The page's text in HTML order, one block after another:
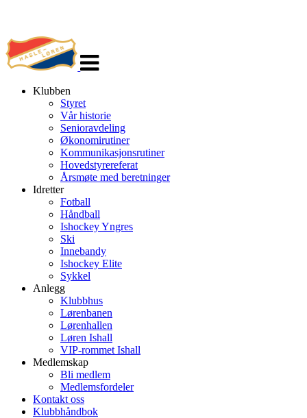
navigasjon
Klubben
Styret
Vår historie
Senioravdeling
Økonomirutiner
Kommunikasjonsrutiner
Hovedstyrereferat
Årsmøte med beretninger
Idretter
Fotball
Håndball
Ishockey Yngres
Ski
Innebandy
Ishockey Elite
Sykkel
Anlegg
Klubbhus
Lørenbanen
Lørenhallen
Løren Ishall
VIP-rommet Ishall
Medlemskap
Bli medlem
Medlemsfordeler
Kontakt oss
Klubbhåndbok